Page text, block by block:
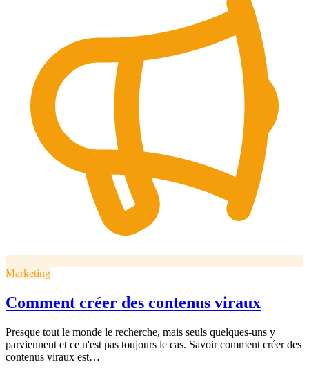
Marketing
Comment créer des contenus viraux
Presque tout le monde le recherche, mais seuls quelques-uns y
parviennent et ce n'est pas toujours le cas. Savoir comment créer des
contenus viraux est…